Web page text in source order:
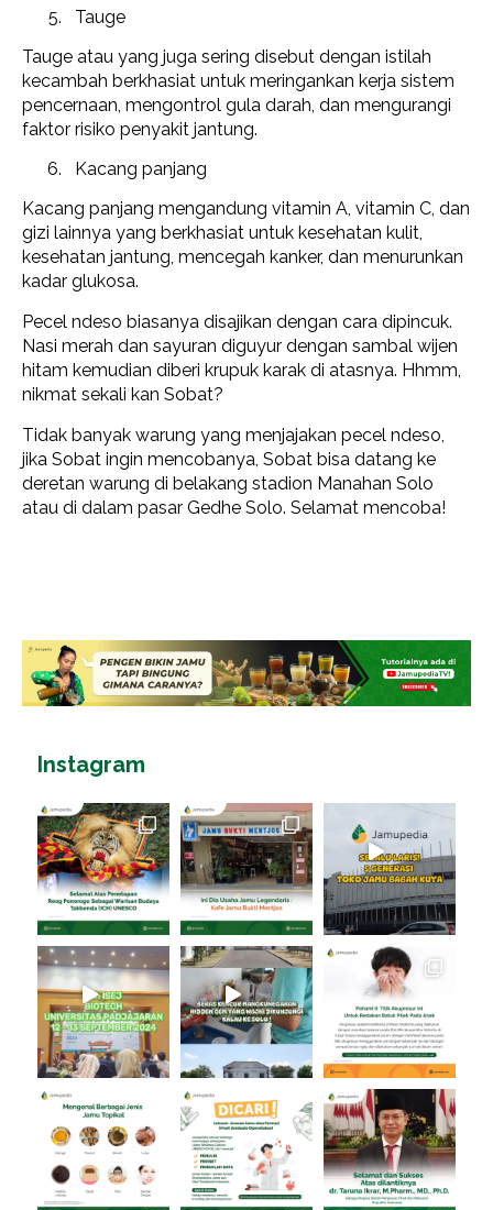
Tauge
Tauge atau yang juga sering disebut dengan istilah
kecambah berkhasiat untuk meringankan kerja sistem
pencernaan, mengontrol gula darah, dan mengurangi
faktor risiko penyakit jantung.
Kacang panjang
Kacang panjang mengandung vitamin A, vitamin C, dan
gizi lainnya yang berkhasiat untuk kesehatan kulit,
kesehatan jantung, mencegah kanker, dan menurunkan
kadar glukosa.
Pecel ndeso biasanya disajikan dengan cara dipincuk.
Nasi merah dan sayuran diguyur dengan sambal wijen
hitam kemudian diberi krupuk karak di atasnya. Hhmm,
nikmat sekali kan Sobat?
Tidak banyak warung yang menjajakan pecel ndeso,
jika Sobat ingin mencobanya, Sobat bisa datang ke
deretan warung di belakang stadion Manahan Solo
atau di dalam pasar Gedhe Solo. Selamat mencoba!
Instagram